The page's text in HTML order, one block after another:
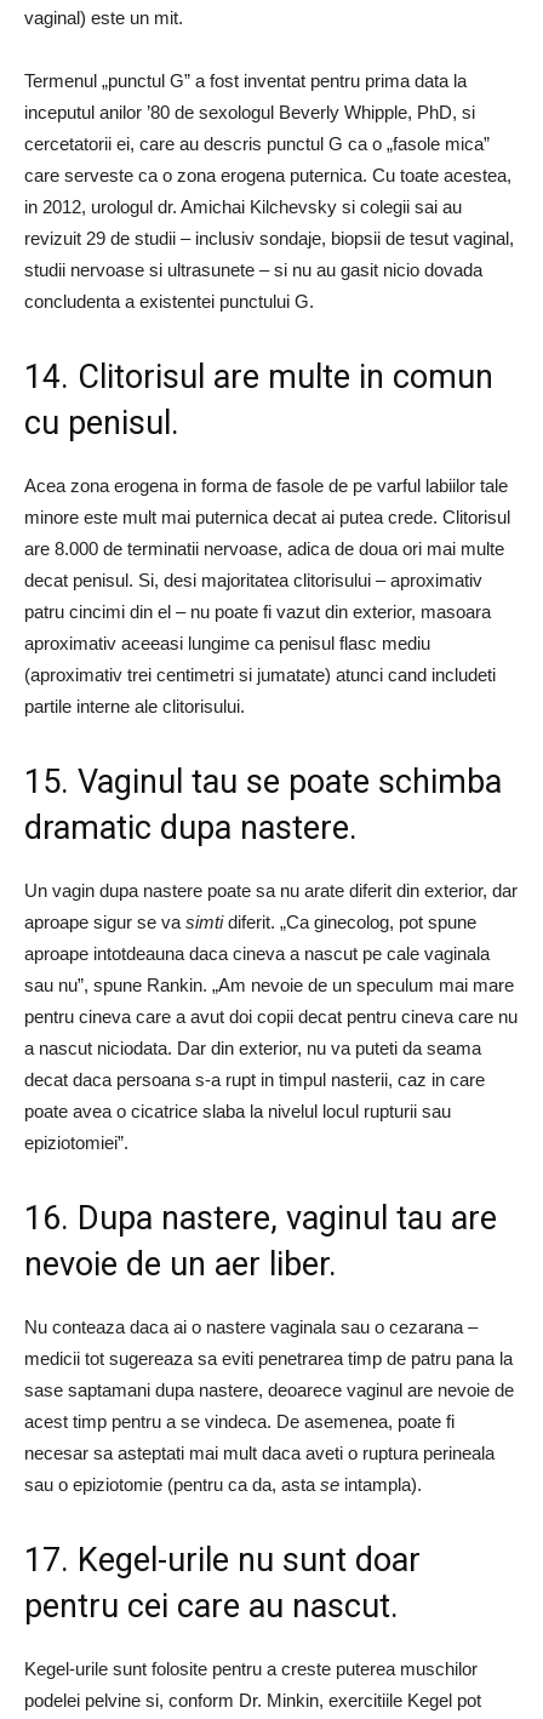
vaginal) este un mit.
Termenul „punctul G” a fost inventat pentru prima data la
inceputul anilor ’80 de sexologul Beverly Whipple, PhD, si
cercetatorii ei, care au descris punctul G ca o „fasole mica”
care serveste ca o zona erogena puternica. Cu toate acestea,
in 2012, urologul dr. Amichai Kilchevsky si colegii sai au
revizuit 29 de studii – inclusiv sondaje, biopsii de tesut vaginal,
studii nervoase si ultrasunete – si nu au gasit nicio dovada
concludenta a existentei punctului G.
14. Clitorisul are multe in comun
cu penisul.
Acea zona erogena in forma de fasole de pe varful labiilor tale
minore este mult mai puternica decat ai putea crede. Clitorisul
are 8.000 de terminatii nervoase, adica de doua ori mai multe
decat penisul. Si, desi majoritatea clitorisului – aproximativ
patru cincimi din el – nu poate fi vazut din exterior, masoara
aproximativ aceeasi lungime ca penisul flasc mediu
(aproximativ trei centimetri si jumatate) atunci cand includeti
partile interne ale clitorisului.
15. Vaginul tau se poate schimba
dramatic dupa nastere.
Un vagin dupa nastere poate sa nu arate diferit din exterior, dar
aproape sigur se va simtidiferit. „Ca ginecolog, pot spune
aproape intotdeauna daca cineva a nascut pe cale vaginala
sau nu”, spune Rankin. „Am nevoie de un speculum mai mare
pentru cineva care a avut doi copii decat pentru cineva care nu
a nascut niciodata. Dar din exterior, nu va puteti da seama
decat daca persoana s-a rupt in timpul nasterii, caz in care
poate avea o cicatrice slaba la nivelul locul rupturii sau
epiziotomiei”.
16. Dupa nastere, vaginul tau are
nevoie de un aer liber.
Nu conteaza daca ai o nastere vaginala sau o cezarana –
medicii tot sugereaza sa eviti penetrarea timp de patru pana la
sase saptamani dupa nastere, deoarece vaginul are nevoie de
acest timp pentru a se vindeca. De asemenea, poate fi
necesar sa asteptati mai mult daca aveti o ruptura perineala
sau o epiziotomie (pentru ca da, asta se intampla).
17. Kegel-urile nu sunt doar
pentru cei care au nascut.
Kegel-urile sunt folosite pentru a creste puterea muschilor
podelei pelvine si, conform Dr. Minkin, exercitiile Kegel pot